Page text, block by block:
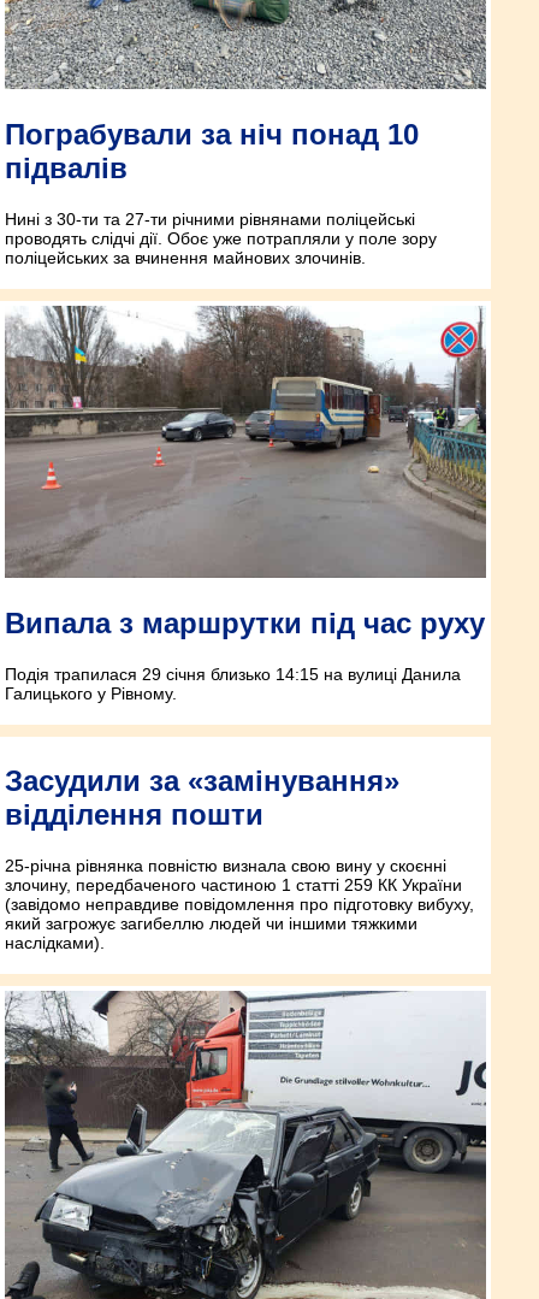
Пограбували за ніч понад 10
підвалів
Нині з 30-ти та 27-ти річними рівнянами поліцейські
проводять слідчі дії. Обоє уже потрапляли у поле зору
поліцейських за вчинення майнових злочинів.
Випала з маршрутки під час руху
Подія трапилася 29 січня близько 14:15 на вулиці Данила
Галицького у Рівному.
Засудили за «замінування»
відділення пошти
25-річна рівнянка повністю визнала свою вину у скоєнні
злочину, передбаченого частиною 1 статті 259 КК України
(завідомо неправдиве повідомлення про підготовку вибуху,
який загрожує загибеллю людей чи іншими тяжкими
наслідками).